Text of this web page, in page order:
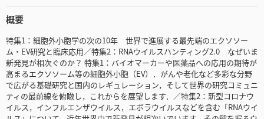
概要
特集1：細胞外小胞学の次の10年 世界で進展する最先端のエクソソー
ム・EV研究と臨床応用／特集2：RNAウイルスハンティング2.0 なぜいま
新発見が相次ぐのか？ 特集1：バイオマーカーや医薬品への応用の期待が
高まるエクソソーム等の細胞外小胞（EV）．がんや老化など多彩な分野
で広がる基礎研究と国内のレギュレーション，そして世界の研究コミュニ
ティの最前線を俯瞰し，これからを展望します．／特集2：新型コロナウ
イルス，インフルエンザウイルス，エボラウイルスなどを含む「RNAウイ